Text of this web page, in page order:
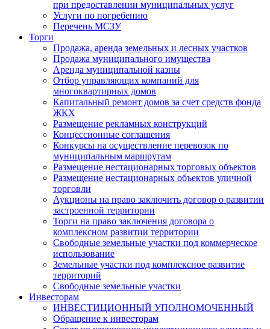
при предоставлении муниципальных услуг
Услуги по погребению
Перечень МСЗУ
Торги
Продажа, аренда земельных и лесных участков
Продажа муниципального имущества
Аренда муниципальной казны
Отбор управляющих компаний для
многоквартирных домов
Капитальный ремонт домов за счет средств фонда
ЖКХ
Размещение рекламных конструкций
Концессионные соглашения
Конкурсы на осуществление перевозок по
муниципальным маршрутам
Размещение нестационарных торговых объектов
Размещение нестационарных объектов уличной
торговли
Аукционы на право заключить договор о развитии
застроенной территории
Торги на право заключения договора о
комплексном развитии территории
Свободные земельные участки под коммерческое
использование
Земельные участки под комплексное развитие
территорий
Свободные земельные участки
Инвесторам
ИНВЕСТИЦИОННЫЙ УПОЛНОМОЧЕННЫЙ
Обращение к инвесторам